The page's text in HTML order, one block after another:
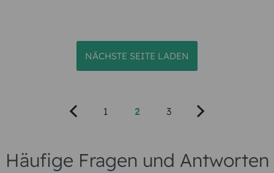
NÄCHSTE SEITE LADEN
1 2 3
Häufige Fragen und Antworten